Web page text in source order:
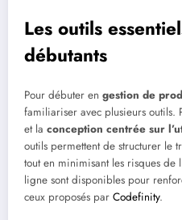
Les outils
débutants
Pour débuter en gestion de
familiariser avec plusieurs outils.
et la conception centrée sur
outils permettent de structurer le
tout en minimisant les risques de
ligne sont disponibles pour
ceux proposés par Codefinity.